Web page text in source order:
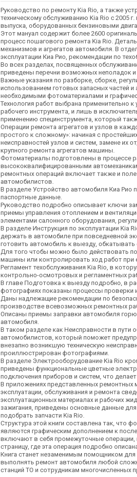
Руководство по ремонту Kia Rio, а также
техническому обслуживанию Kia Rio с 2005
выпуска, оборудованных бензиновыми
Этот мануал содержит более 2600
процесс пошагового ремонта Kia Rio.
механизмов и агрегатов автомобиля. В
эксплуатации Киа Рио, рекомендации по
Во всех разделах, посвященных
приведены перечни возможных неполадок
Важные указания по разборке, сборке,
использованием готовых запасных частей
необходимыми фотоматериалами и
Технология работ выбрана применительно
рабочего инструмента, и лишь в
применению специнструмента, который
Операции ремонта агрегатов и узлов в
простого к сложному»: начиная с
неисправностей узлов и систем, замене их
крупного ремонта агрегатов машины.
Фотоматериалы подготовлены в процессе
высококвалифицированными
ремонтных операций включает также и
автомобилистов.
В разделе Устройство автомобиля Киа Рио
паспортные данные.
Руководство подробно описывает ключи
приемы управления отоплением и
элементами салонного оборудования,
В разделе Инструкция по эксплуатации Kia
держать в автомобиле при повседневной
готовить автомобиль к выезду, обкатывать
Для того чтобы можно было действовать
машины или контролировать ход работ при
Регламент техобслуживания Kia Rio, в
контрольно-осмотровых и регламентных
В главе Подготовка к выезду подробно, в
фотографиях показаны процессы проверки
Даны надлежащие рекомендации по
производстве всевозможных ремонтных
Описаны приемы заправки автомобиля
автомобиля.
В таком разделе как Неисправности в пути
автомобилистов, который поможет
внезапно возникшую техническую
проиллюстрирован фотографиями.
В разделе Электрооборудование Kia Rio
приведены функциональные цветные
подключения приборов и систем, что
В приложениях представленных
эксплуатации, обслуживания и ремонта
эксплуатационных материалах и рабочих
зажигания, приведены основные данные
подобрать запчасти Kia Rio.
Структура этой книги составлена так, что
являются графическим дополнением к
включают в себя промежуточные операции,
страницу, где эта операция подробно
Книга станет незаменимым помощником
выполнять ремонт автомобиля любой
станций ТО и сотрудникам многочисленных